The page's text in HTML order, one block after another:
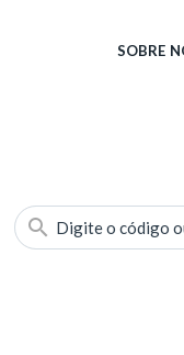
SOBRE
Digite o código